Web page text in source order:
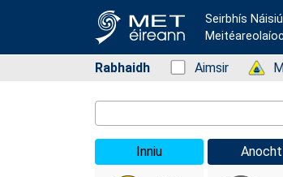
Seirbhís
Rabhaidh Status: Green
Aimsir
Inniu Anocht